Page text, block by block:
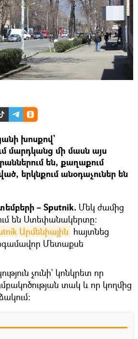
խոսքով`
մարդկանց մի մասն այս
են, քաղաքում
երկնքում անօդաչուներ են
– Sputnik. Մեկ ժամից
են Ստեփանակերտը։
Արմենիային հայտնեց
Մետաքսե
չունի` կոնկրետ որ
տակ և որ կողմից